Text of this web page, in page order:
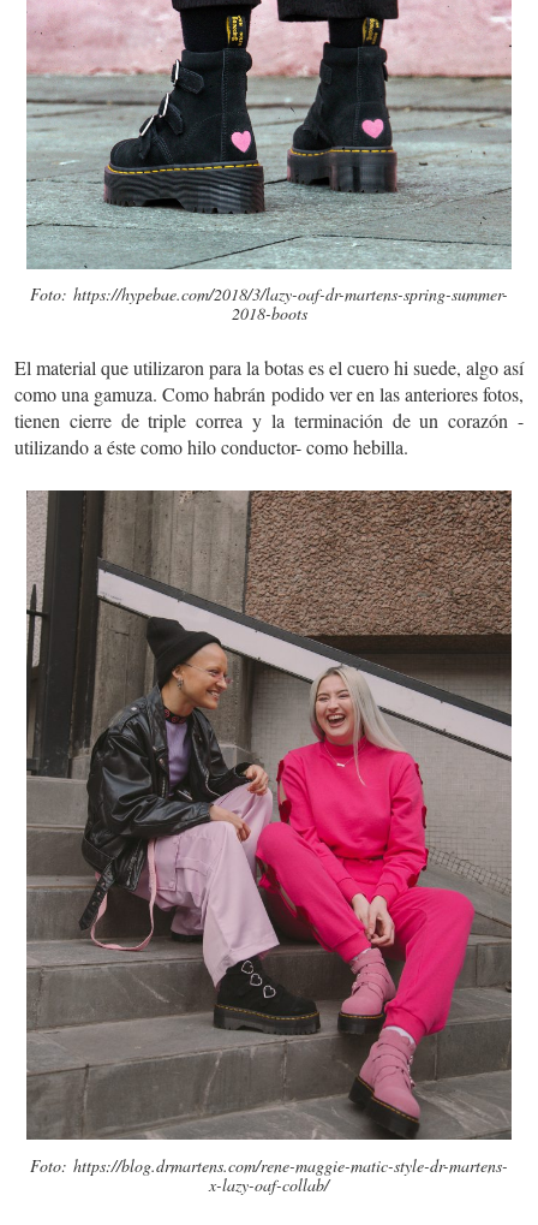
Foto: https://hypebae.com/2018/3/lazy-oaf-dr-martens-spring-summer-
2018-boots
El material que utilizaron para la botas es el cuero hi suede, algo así
como una gamuza. Como habrán podido ver en las anteriores fotos,
tienen cierre de triple correa y la terminación de un corazón -
utilizando a éste como hilo conductor- como hebilla.
Foto: https://blog.drmartens.com/rene-maggie-matic-style-dr-martens-
x-lazy-oaf-collab/